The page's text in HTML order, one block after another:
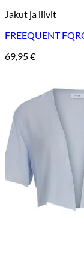
Jakut ja liivit
FREEQUENT
69,95€